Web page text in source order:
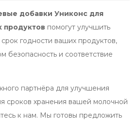
добавки Униконс для
продуктов помогут улучшить
годности ваших продуктов,
безопасность и соответствие
партнёра для улучшения
сроков хранения вашей молочной
к нам. Мы готовы предложить